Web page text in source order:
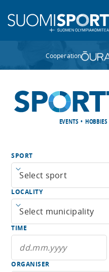
Cooperation
EVENTS •
SPORT
Open menu
LOCALITY
Open menu
TIME
ORGANISER